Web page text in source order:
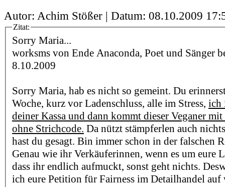
Autor: Achim Stößer | Datum: 08.10.2009
Zitat:
Sorry Maria...
worksms von Ende Anaconda, Poet und Sänger
8.10.2009
Sorry Maria, hab es nicht so gemeint. Du
Woche, kurz vor Ladenschluss, alle im Stress, ich
deiner Kassa und dann kommt dieser Veganer
ohne Strichcode. Da nützt stämpferlen auch
hast du gesagt. Bin immer schon in der falschen
Genau wie ihr Verkäuferinnen, wenn es um eure
dass ihr endlich aufmuckt, sonst geht nichts.
ich eure Petition für Fairness im Detailhandel auf